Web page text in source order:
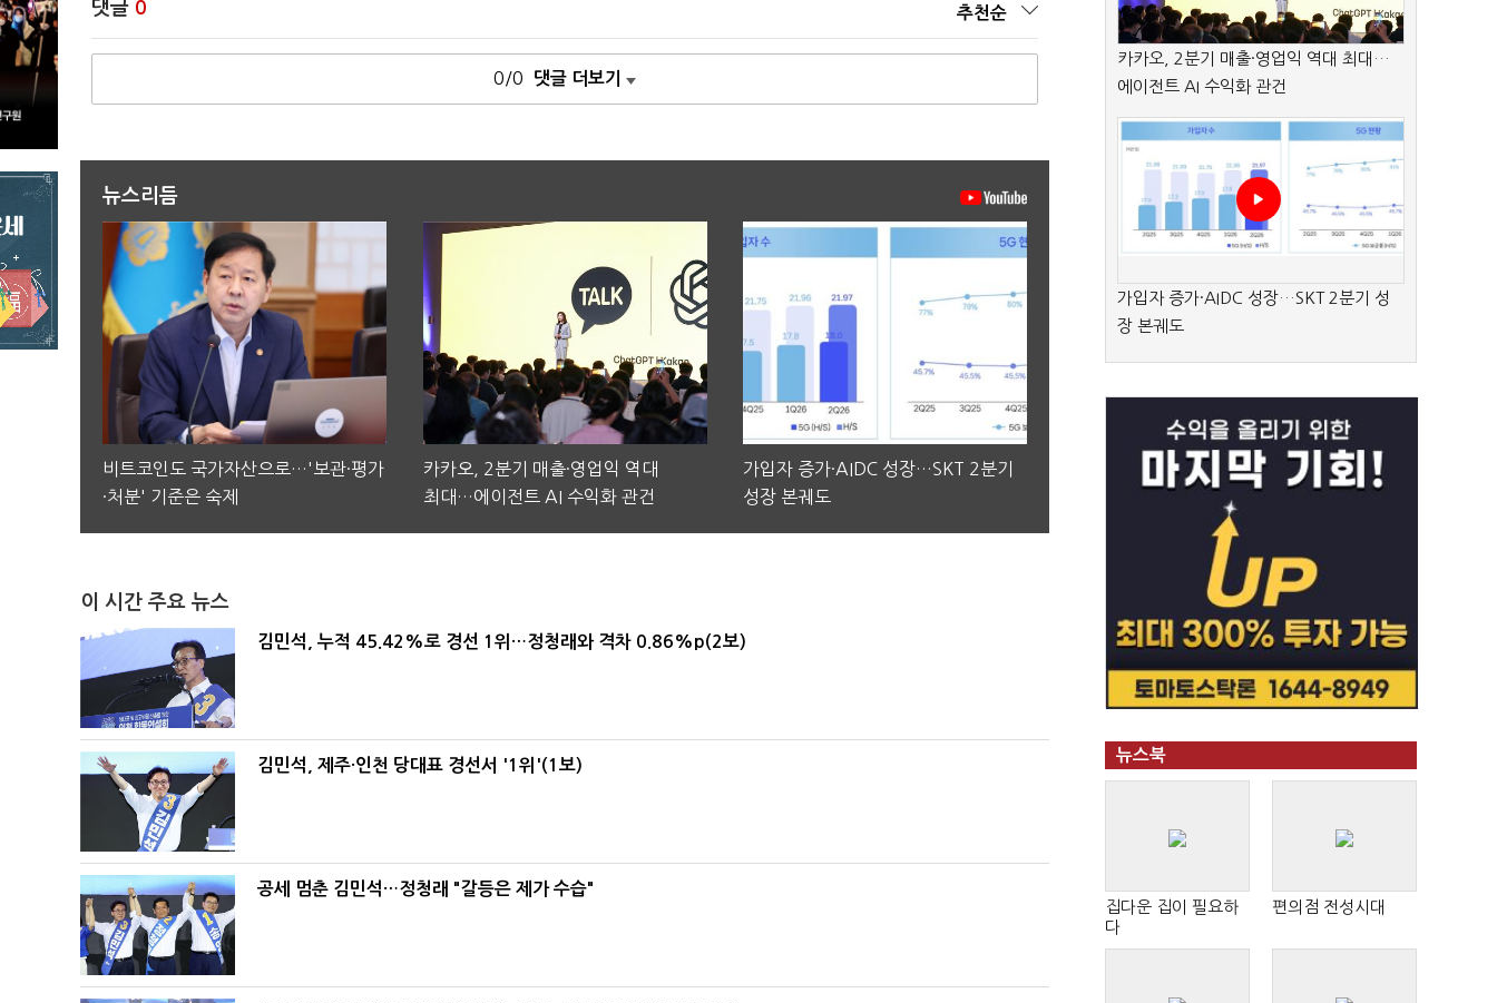
댓글 0 추천순
0/0 댓글 더보기
뉴스리듬
비트코인도 국가자산으로…'보관·평가
·처분' 기준은 숙제
카카오, 2분기 매출·영업익 역대
최대…에이전트 AI 수익화 관건
가입자 증가·AIDC 성장…SKT 2분기
성장 본궤도
이 시간 주요 뉴스
김민석, 누적 45.42%로 경선 1위…정청래와 격차 0.86%p(2보)
김민석, 제주·인천 당대표 경선서 '1위'(1보)
공세 멈춘 김민석…정청래 "갈등은 제가 수습"
카카오, 2분기 매출·영업익 역대 최대…
에이전트 AI 수익화 관건
가입자 증가·AIDC 성장…SKT 2분기 성
장 본궤도
뉴스북
집다운 집이 필요하
다
편의점 전성시대